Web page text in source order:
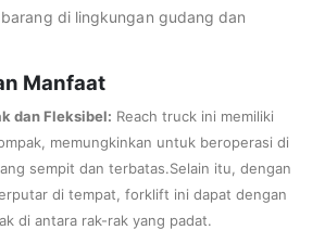
di lingkungan gudang dan
Manfaat
dan Fleksibel: Reach truck ini memiliki
memungkinkan untuk beroperasi di
sempit dan terbatas.Selain itu, dengan
di tempat, forklift ini dapat dengan
di antara rak-rak yang padat.